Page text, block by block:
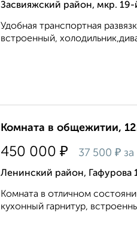
Засвияжский район, мкр.
Удобная транспортная
встроенный,
Комната в общежитии,
450 000 ₽ 37 500 ₽ за
Ленинский район, Гафурова
Комната в отличном
кухонный гарнитур,